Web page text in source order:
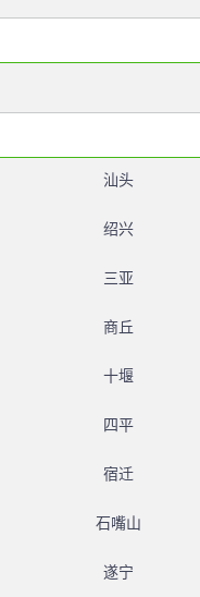
汕头
绍兴
三亚
商丘
十堰
四平
宿迁
石嘴山
遂宁